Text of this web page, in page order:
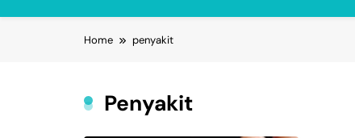
Home penyakit
Penyakit